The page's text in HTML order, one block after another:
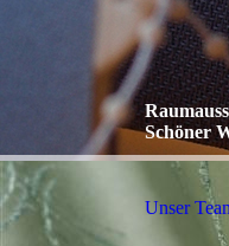
Schöner
Unser